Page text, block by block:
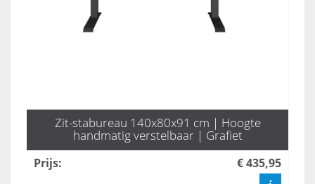
Zit-stabureau 140x80x91 cm | Hoogte
handmatig verstelbaar | Grafiet
Prijs: € 435,95